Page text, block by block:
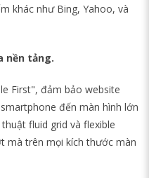
khác như Bing, Yahoo, và
nền tảng.
First", đảm bảo website
đến màn hình lớn
fluid grid và flexible
mà trên mọi kích thước màn